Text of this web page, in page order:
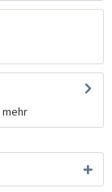
mehr